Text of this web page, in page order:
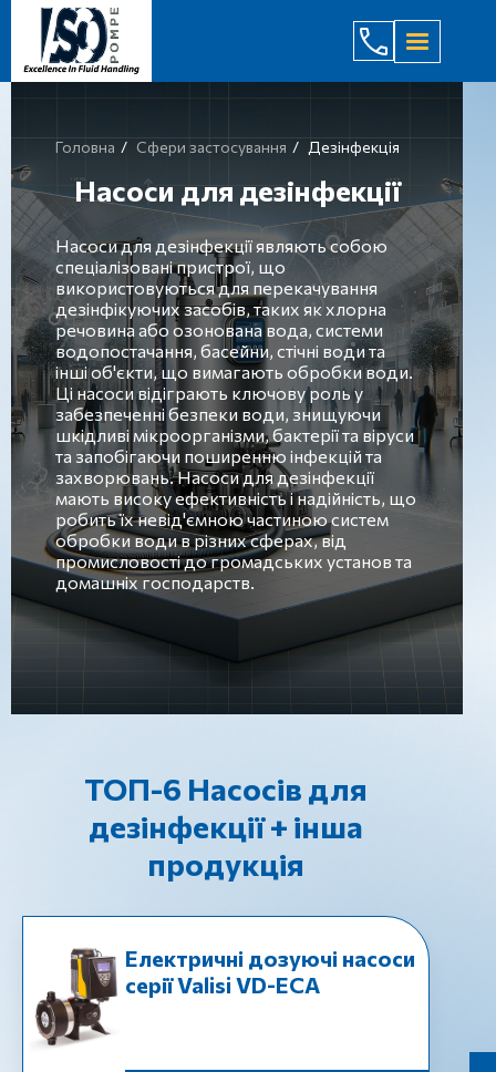
(044)
Головна Сфери застосування Дезінфекція
Насоси для дезінфекції
Насоси для дезінфекції являють собою
спеціалізовані пристрої, що
використовуються для перекачування
дезінфікуючих засобів, таких як хлорна
речовина або озонована вода, системи
водопостачання, басейни, стічні води та
інші об'єкти, що вимагають обробки води.
Ці насоси відіграють ключову роль у
забезпеченні безпеки води, знищуючи
шкідливі мікроорганізми, бактерії та віруси
та запобігаючи поширенню інфекцій та
захворювань. Насоси для дезінфекції
мають високу ефективність і надійність, що
робить їх невід'ємною частиною систем
обробки води в різних сферах, від
промисловості до громадських установ та
домашніх господарств.
ТОП-6 Насосів для
дезінфекції + інша
продукція
Електричні дозуючі насоси
серії Valisi VD-EСА